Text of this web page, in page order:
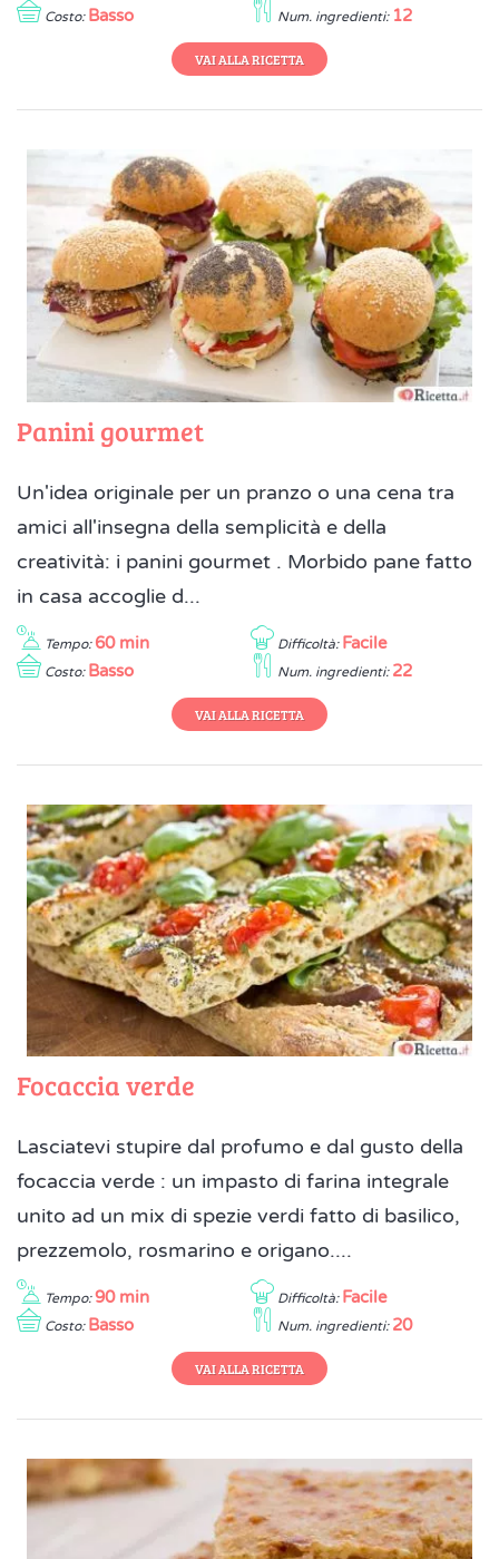
Costo: Basso Num. ingredienti: 12
VAI ALLA RICETTA
Panini gourmet
Un'idea originale per un pranzo o una cena tra
amici all'insegna della semplicità e della
creatività: i panini gourmet . Morbido pane fatto
in casa accoglie d...
Tempo: 60 min Difficoltà: Facile
Costo: Basso Num. ingredienti: 22
VAI ALLA RICETTA
Focaccia verde
Lasciatevi stupire dal profumo e dal gusto della
focaccia verde : un impasto di farina integrale
unito ad un mix di spezie verdi fatto di basilico,
prezzemolo, rosmarino e origano....
Tempo: 90 min Difficoltà: Facile
Costo: Basso Num. ingredienti: 20
VAI ALLA RICETTA